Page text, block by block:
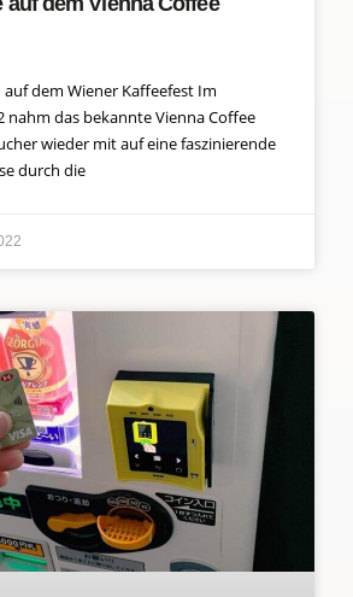
dem Wiener Kaffeefest Im
nahm das bekannte Vienna Coffee
wieder mit auf eine faszinierende
durch die